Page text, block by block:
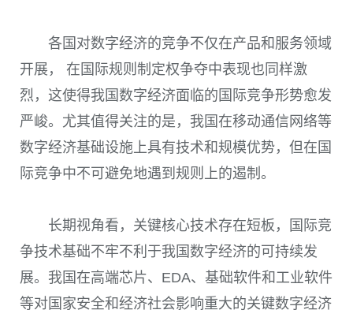
各国对数字经济的竞争不仅在产品和服务领域
开展， 在国际规则制定权争夺中表现也同样激
烈，这使得我国数字经济面临的国际竞争形势愈发
严峻。尤其值得关注的是，我国在移动通信网络等
数字经济基础设施上具有技术和规模优势，但在国
际竞争中不可避免地遇到规则上的遏制。
长期视角看，关键核心技术存在短板，国际竞
争技术基础不牢不利于我国数字经济的可持续发
展。我国在高端芯片、EDA、基础软件和工业软件
等对国家安全和经济社会影响重大的关键数字经济